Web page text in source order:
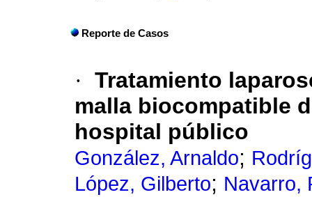
Reporte de Casos
· Tratamiento
malla biocompatible
hospital público
González, Arnaldo;
López, Gilberto; Navarro,